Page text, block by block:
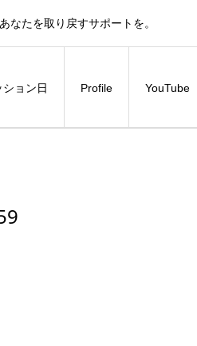
なたを取り戻すサポートを。
ション日 Profile YouTube